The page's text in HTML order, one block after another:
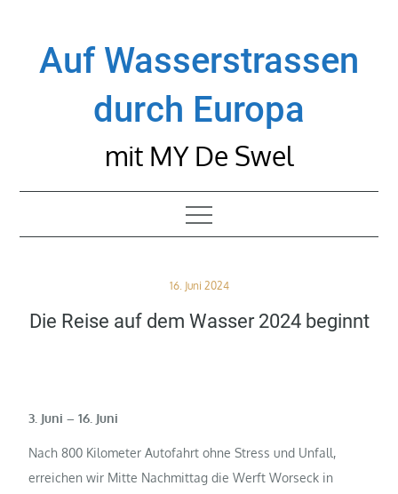
contentAuf Wasserstrassen
durch Europa
mit MY De Swel
Posted
16. Juni 2024
Die Reise auf dem Wasser 2024 beginnt
3. Juni – 16. Juni
Nach 800 Kilometer Autofahrt ohne Stress und Unfall,
erreichen wir Mitte Nachmittag die Werft Worseck in